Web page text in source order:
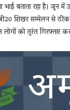
भाई बताता रहा है।
शिखर सम्मेलन से
को तुरंत गिरफ्तार